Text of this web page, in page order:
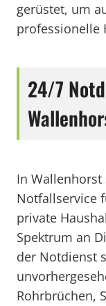
gerüstet, um
professionelle
24/7
In Wallenhorst
Notfallservice
private
Spektrum an
der Notdienst
Rohrbrüchen,